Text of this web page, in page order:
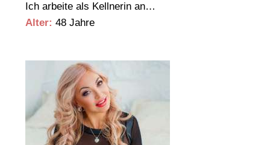
Ich arbeite als Kellnerin an…
Alter: 48 Jahre